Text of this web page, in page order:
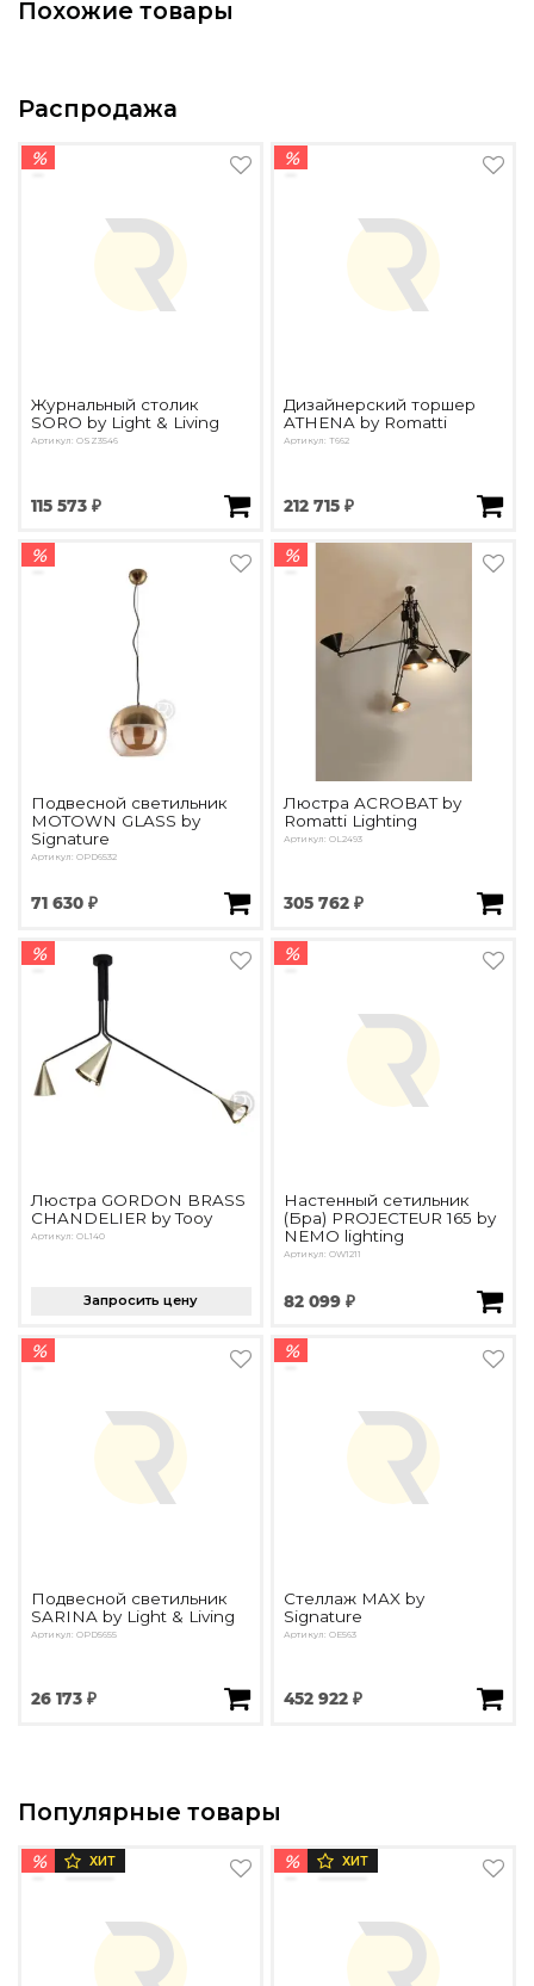
Подбор, производство и комплектация по вашему
Реализованные проекты
Похожие товары
Распродажа
%
Журнальный столик
SORO by Light & Living
Артикул: OSZ3546
115 573 ₽
%
Дизайнерский торшер
ATHENA by Romatti
Артикул: T662
212 715 ₽
%
Подвесной светильник
MOTOWN GLASS by
Signature
Артикул: OPD6532
71 630 ₽
%
Люстра ACROBAT by
Romatti Lighting
Артикул: OL2493
305 762 ₽
%
Люстра GORDON BRASS
CHANDELIER by Tooy
Артикул: OL140
Запросить цену
%
Настенный сетильник
(Бра) PROJECTEUR 165 by
NEMO lighting
Артикул: OW1211
82 099 ₽
%
Подвесной светильник
SARINA by Light & Living
Артикул: OPD5655
26 173 ₽
%
Стеллаж MAX by
Signature
Артикул: OE563
452 922 ₽
Популярные товары
% ХИТ % ХИТ